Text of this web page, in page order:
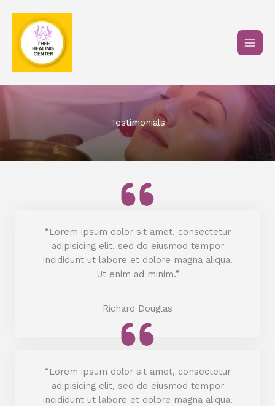
content
Testimonials
“Lorem ipsum dolor sit amet, consectetur
adipisicing elit, sed do eiusmod tempor
incididunt ut labore et dolore magna aliqua.
Ut enim ad minim.”
Richard Douglas
“Lorem ipsum dolor sit amet, consectetur
adipisicing elit, sed do eiusmod tempor
incididunt ut labore et dolore magna aliqua.